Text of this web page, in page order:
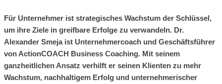
Für Unternehmer ist strategisches Wachstum der Schlüssel,
um ihre Ziele in greifbare Erfolge zu verwandeln. Dr.
Alexander Smeja ist Unternehmercoach und Geschäftsführer
von ActionCOACH Business Coaching. Mit seinem
ganzheitlichen Ansatz verhilft er seinen Klienten zu mehr
Wachstum, nachhaltigem Erfolg und unternehmerischer